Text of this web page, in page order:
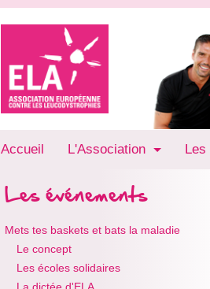
Accueil L'Association Les
Les événements
Mets tes baskets et bats la maladie
Le concept
Les écoles solidaires